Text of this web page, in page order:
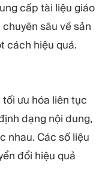
cấp tài liệu giáo
sâu về sản
cách hiệu quả.
ưu hóa liên tục
dạng nội dung,
nhau. Các số liệu
đổi hiệu quả